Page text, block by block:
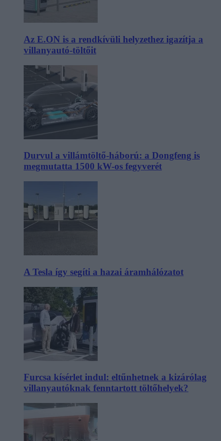
Az E.ON is a rendkívüli helyzethez igazítja a
villanyautó-töltőit
Durvul a villámtöltő-háború: a Dongfeng is
megmutatta 1500 kW-os fegyverét
A Tesla így segíti a hazai áramhálózatot
Furcsa kísérlet indul: eltűnhetnek a kizárólag
villanyautóknak fenntartott töltőhelyek?